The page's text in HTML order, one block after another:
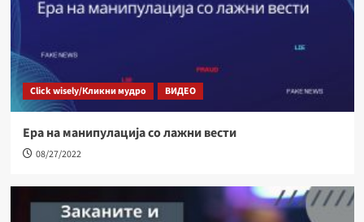
Click wisely/Кликни мудро ВИДЕО
Ера на манипулација со лажни вести
08/27/2022